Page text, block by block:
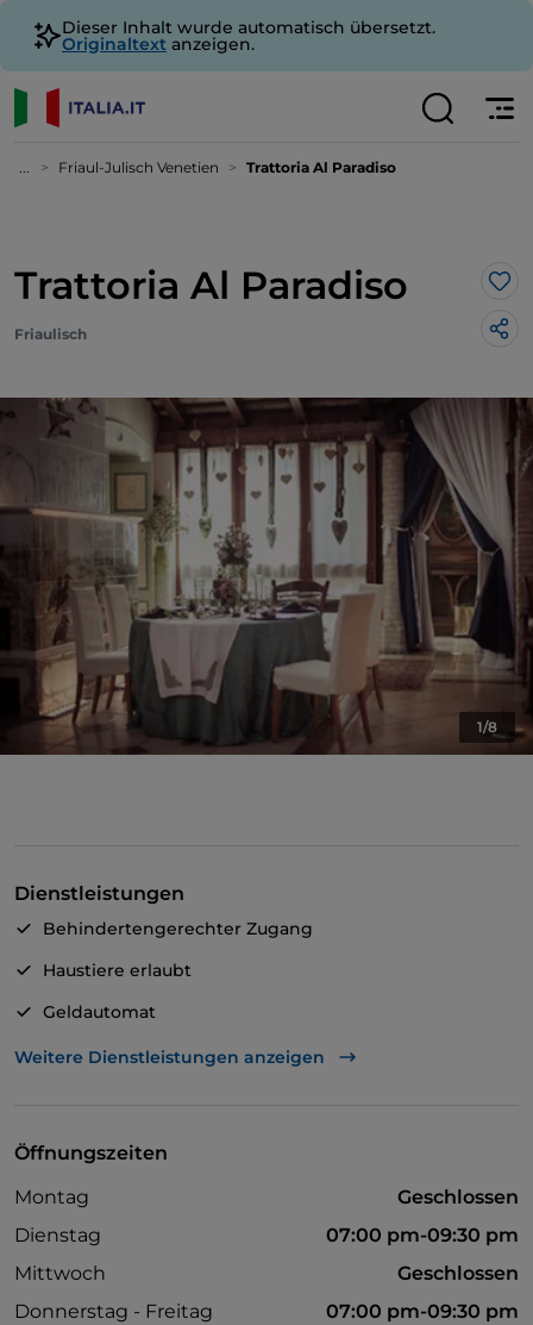
Dieser Inhalt wurde automatisch übersetzt.
Originaltext anzeigen.
... Friaul-Julisch Venetien Trattoria Al Paradiso
Trattoria Al Paradiso
Friaulisch
1/8
Dienstleistungen
Behindertengerechter Zugang
Haustiere erlaubt
Geldautomat
Mastercard
Weitere Dienstleistungen anzeigen
Öffnungszeiten
Montag
Geschlossen
Dienstag
07:00 pm-09:30 pm
Mittwoch
Geschlossen
Donnerstag - Freitag
07:00 pm-09:30 pm